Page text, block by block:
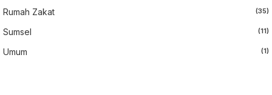
Rumah Zakat (35)
Sumsel (11)
Umum (1)